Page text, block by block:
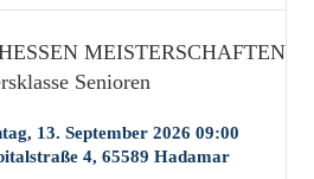
MEISTERSCHAFTEN –
Senioren
13. September 2026 09:00
4, 65589 Hadamar